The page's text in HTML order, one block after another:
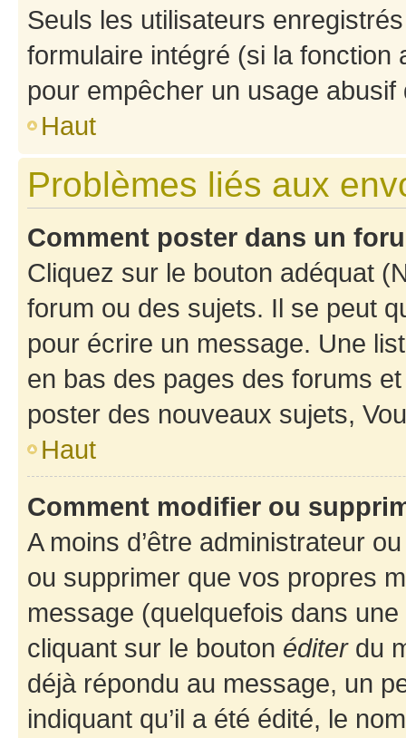
Seuls les utilisateurs
formulaire intégré (si la fonction
pour empêcher un usage
Haut
Problèmes liés aux
Comment poster dans un
Cliquez sur le bouton adéquat
forum ou des sujets. Il se peut
pour écrire un message. Une
en bas des pages des forums
poster des nouveaux sujets,
Haut
Comment modifier ou
A moins d’être administrateur
ou supprimer que vos propres
message (quelquefois dans
cliquant sur le bouton éditerdu
déjà répondu au message, un
indiquant qu’il a été édité, le